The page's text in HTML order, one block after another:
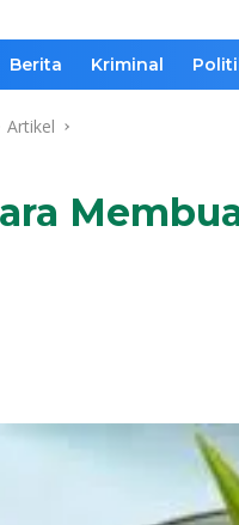
Berita Kriminal
Artikel